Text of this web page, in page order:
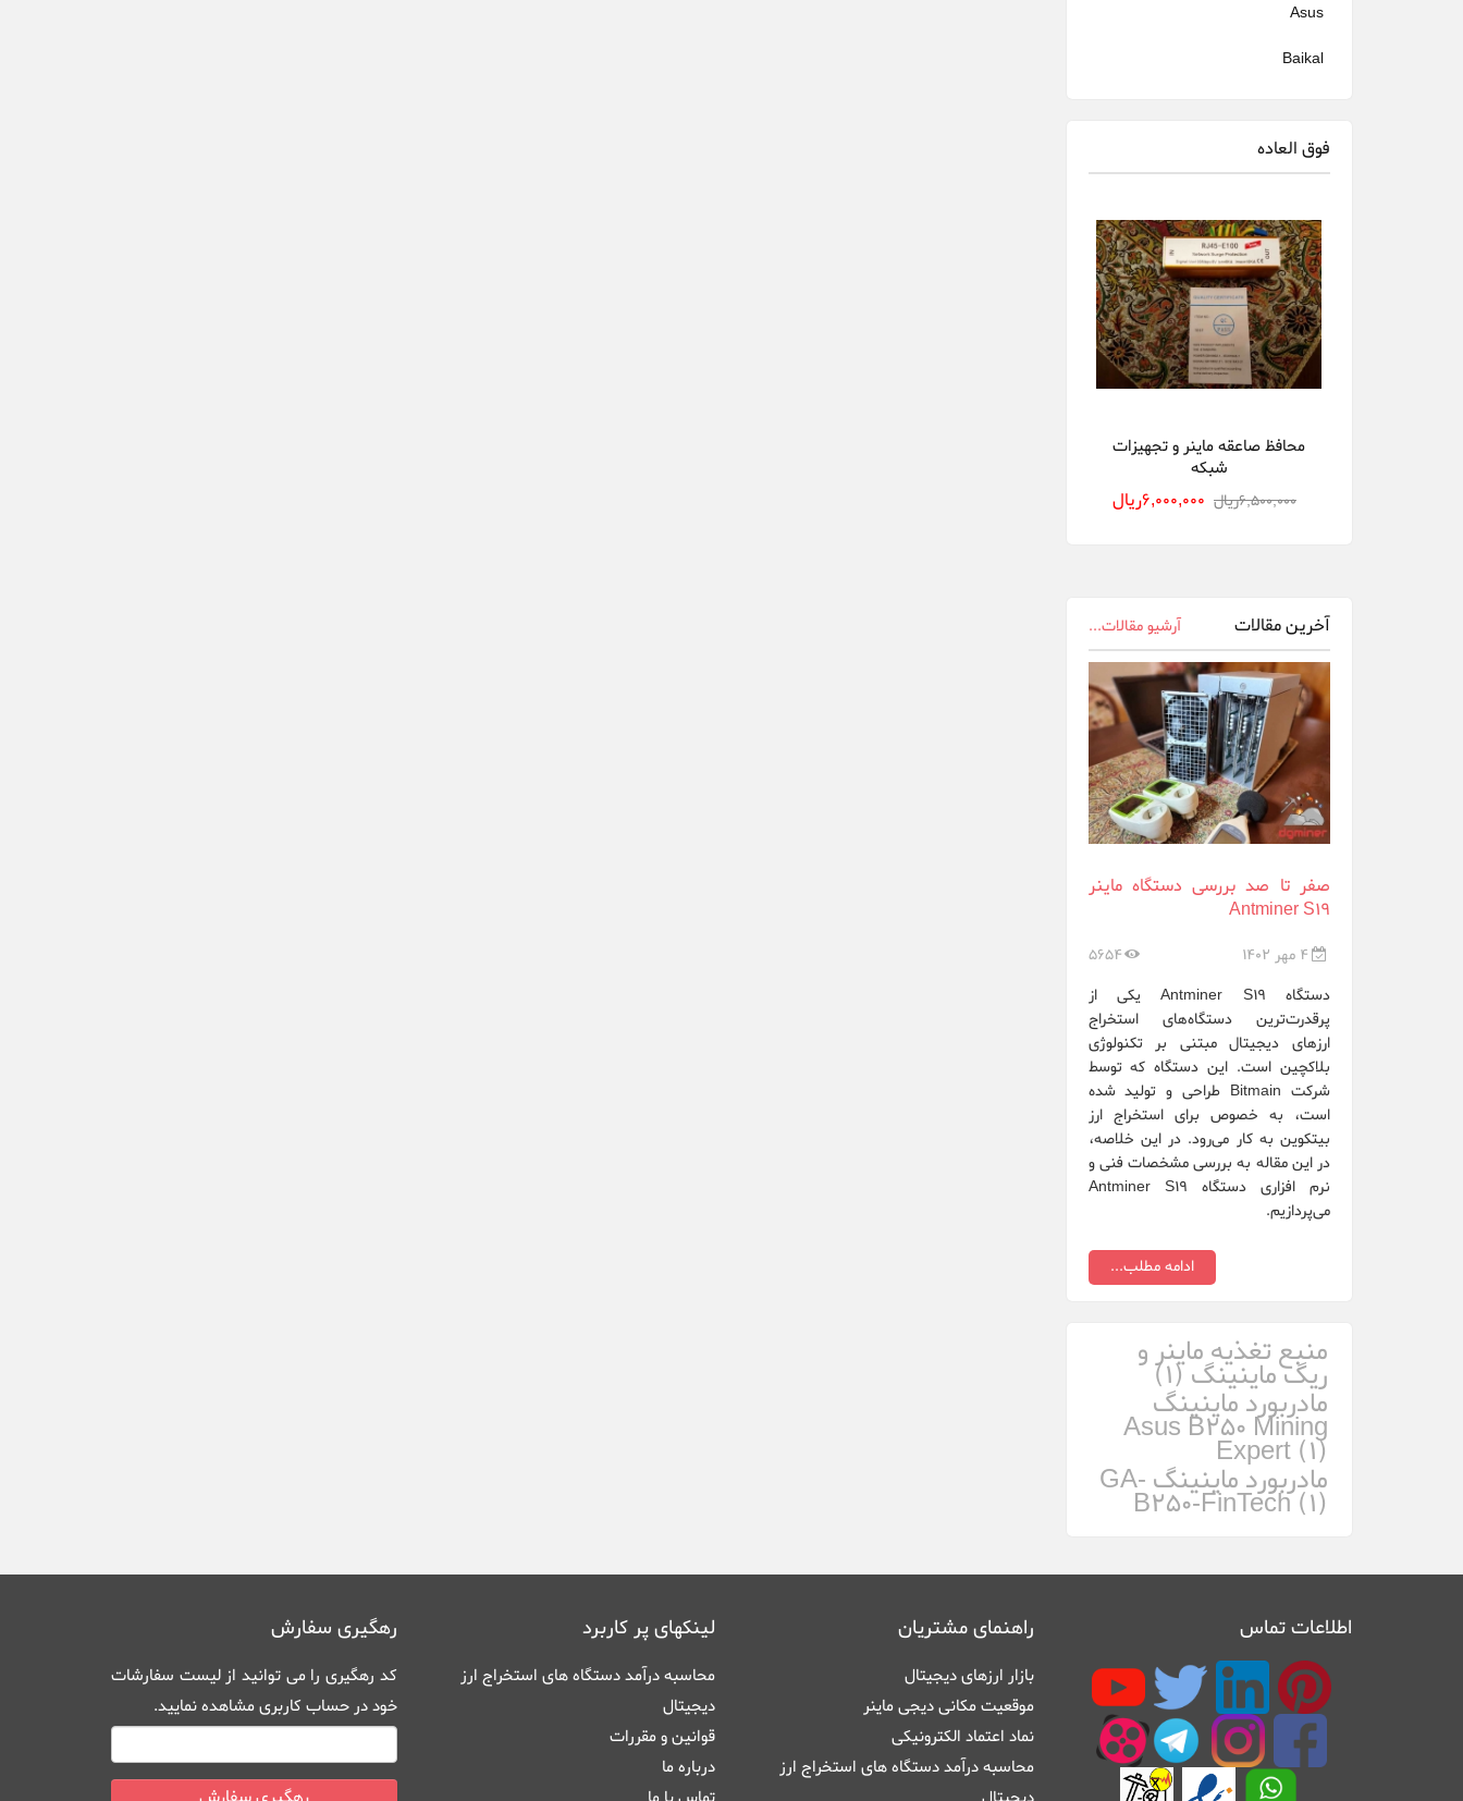
Asus
Baikal
Bitmain
Cheetah Miner
Dehn
Delta
DGminer
Ningbo Sheng...
Nvidia
Obelisk
Onda OEM
Raspberrypi.org
Samsung
XFX
ایرانسل ZTE
هایو سیستم ع...
فوق العاده
محافظ صاعقه ماینر و تجهیزات
شبکه
6,500,000ريال 6,000,000ريال
آخرین مقالات آرشیو مقالات...
صفر تا صد بررسی دستگاه ماینر
Antminer S19
4 مهر 1402
5654
دستگاه Antminer S19 یکی از
پرقدرت‌ترین دستگاه‌های استخراج
ارزهای دیجیتال مبتنی بر تکنولوژی
بلاکچین است. این دستگاه که توسط
شرکت Bitmain طراحی و تولید شده
است، به خصوص برای استخراج ارز
بیتکوین به کار می‌رود. در این خلاصه،
در این مقاله به بررسی مشخصات فنی و
نرم افزاری دستگاه Antminer S19
می‌پردازیم.
ادامه مطلب...
منبع تغذیه ماینر و
ریگ ماینینگ (1)
مادربورد ماینینگ
Asus B250 Mining
Expert (1)
مادربورد ماینینگ GA-
B250-FinTech (1)
اطلاعات تماس راهنمای مشتریان
بازار ارزهای دیجیتال
موقعیت مکانی دیجی ماینر
نماد اعتماد الکترونیکی
محاسبه درآمد دستگاه های استخراج ارز
لینکهای پر کاربرد
محاسبه درآمد دستگاه های استخراج ارز
دیجیتال
قوانین و مقررات
درباره ما
رهگیری سفارش
کد رهگیری را می توانید ازلیست سفارشات
خود در حساب کاربریمشاهده نمایید.